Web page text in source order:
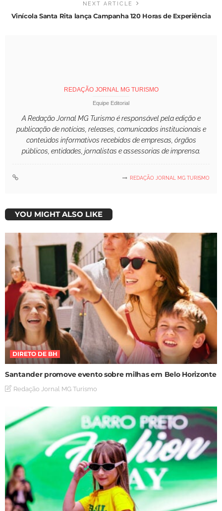
NEXT ARTICLE
Vinícola Santa Rita lança Campanha 120 Horas de Experiência
REDAÇÃO JORNAL MG TURISMO
Equipe Editorial
A Redação Jornal MG Turismo é responsável pela edição e
publicação de notícias, releases, comunicados institucionais e
conteúdos informativos recebidos de empresas, órgãos
públicos, entidades, jornalistas e assessorias de imprensa.
REDAÇÃO JORNAL MG TURISMO
YOU MIGHT ALSO LIKE
DIRETO DE BH
Santander promove evento sobre milhas em Belo Horizonte
Redação Jornal MG Turismo